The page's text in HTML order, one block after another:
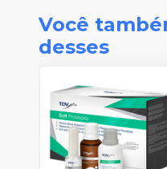
Você
desses